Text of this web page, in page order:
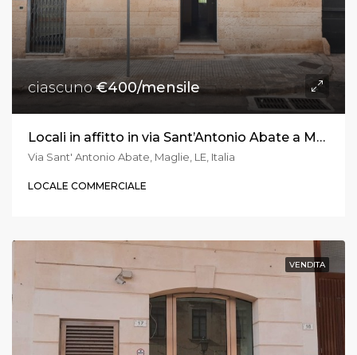
ciascuno€400/mensile
Locali in affitto in via Sant’Antonio Abate a Maglie
Via Sant' Antonio Abate, Maglie, LE, Italia
LOCALE COMMERCIALE
VENDITA